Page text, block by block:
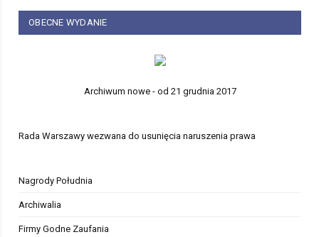
OBECNE WYDANIE
Archiwum nowe - od 21 grudnia 2017
Rada Warszawy wezwana do usunięcia naruszenia prawa
Nagrody Południa
Archiwalia
Firmy Godne Zaufania